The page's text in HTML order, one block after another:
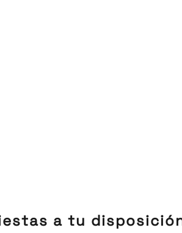
a tu